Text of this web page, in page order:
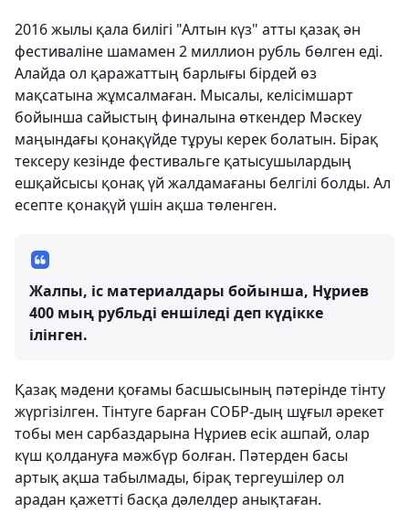
2016 жылы қала билігі "Алтын күз" атты қазақ ән
фестиваліне шамамен 2 миллион рубль бөлген еді.
Алайда ол қаражаттың барлығы бірдей өз
мақсатына жұмсалмаған. Мысалы, келісімшарт
бойынша сайыстың финалына өткендер Мәскеу
маңындағы қонақүйде тұруы керек болатын. Бірақ
тексеру кезінде фестивальге қатысушылардың
ешқайсысы қонақ үй жалдамағаны белгілі болды. Ал
есепте қонақүй үшін ақша төленген.
Жалпы, іс материалдары бойынша, Нұриев
400 мың рубльді еншіледі деп күдікке
ілінген.
Қазақ мәдени қоғамы басшысының пәтерінде тінту
жүргізілген. Тінтуге барған СОБР-дың шұғыл әрекет
тобы мен сарбаздарына Нұриев есік ашпай, олар
күш қолдануға мәжбүр болған. Пәтерден басы
артық ақша табылмады, бірақ тергеушілер ол
арадан қажетті басқа дәлелдер анықтаған.